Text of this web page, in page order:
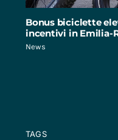
Bonus biciclette
incentivi in Emilia-
News
TAGS